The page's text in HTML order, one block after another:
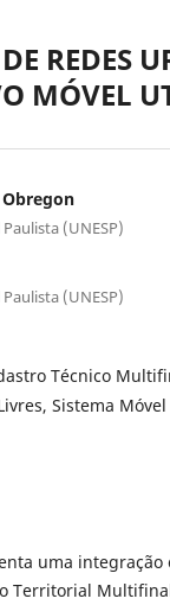
REDES
MÓVEL
(UNESP)
(UNESP)
Técnico
Sistema
uma integração
Territorial